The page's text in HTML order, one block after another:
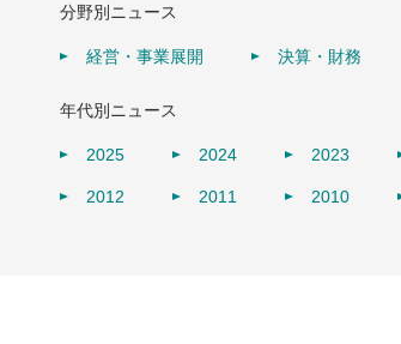
分野別ニュース
経営・事業展開 決算・財務
年代別ニュース
2025 2024 2023
2012 2011 2010